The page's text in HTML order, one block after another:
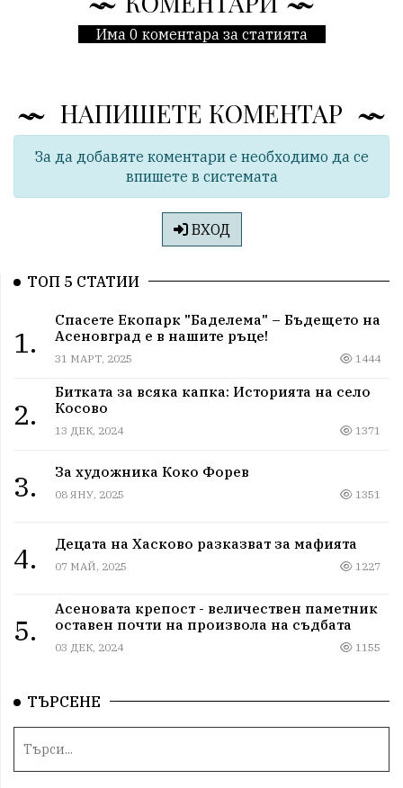
Има 0 коментара за статията
НАПИШЕТЕ КОМЕНТАР
За да добавяте коментари е необходимо да се
впишете в системата
ВХОД
ТОП 5 СТАТИИ
1.
Спасете Екопарк "Баделема" – Бъдещето на
Асеновград е в нашите ръце!
31 МАРТ, 2025 1444
2.
Битката за всяка капка: Историята на село
Косово
13 ДЕК, 2024 1371
3. За художника Коко Форев
08 ЯНУ, 2025 1351
4. Децата на Хасково разказват за мафията
07 МАЙ, 2025 1227
5.
Асеновата крепост - величествен паметник
оставен почти на произвола на съдбата
03 ДЕК, 2024 1155
ТЪРСЕНЕ